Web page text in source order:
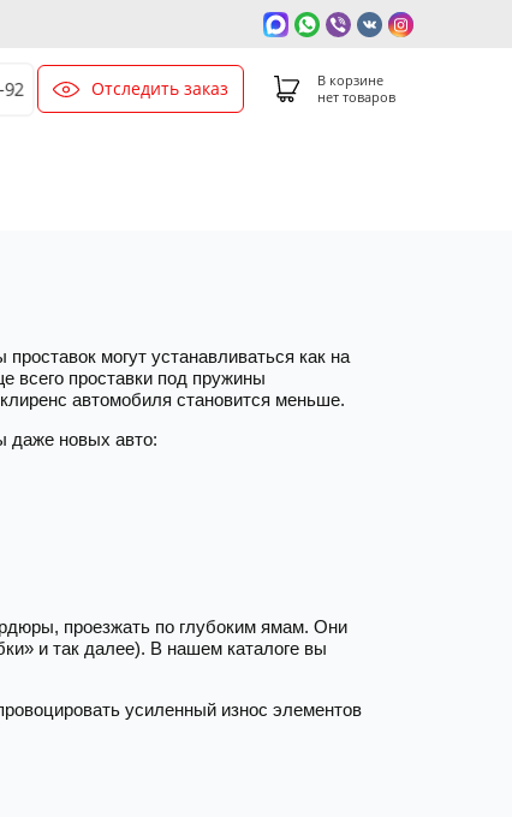
Отследить заказ
В корзине
нет товаров
могут устанавливаться как на
всего проставки под пружины
автомобиля становится меньше.
даже новых авто:
проезжать по глубоким ямам. Они
и так далее). В нашем каталоге вы
усиленный износ элементов